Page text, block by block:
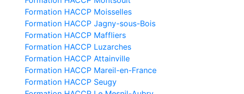
Formation HACCP Moisselles
Formation HACCP Jagny-sous-Bois
Formation HACCP Maffliers
Formation HACCP Luzarches
Formation HACCP Attainville
Formation HACCP Mareil-en-France
Formation HACCP Seugy